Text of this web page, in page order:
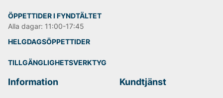
att utveckla innovativa och miljövänliga sätt att
designa och producera sina produkter, erbjuder Lee nu
flera plagg som är helt nedbrytbara. Kläderna är
tillverkade av komposterbara linne-bomullsgarn, vilket
återföras till jorden.
Andra populära varumärken:
ÖPPETTIDER I FYNDTÄLTET
Alla dagar: 11:00-17:45
HELGDAGSÖPPETTIDER
TILLGÄNGLIGHETSVERKTYG
Information Kundtjänst